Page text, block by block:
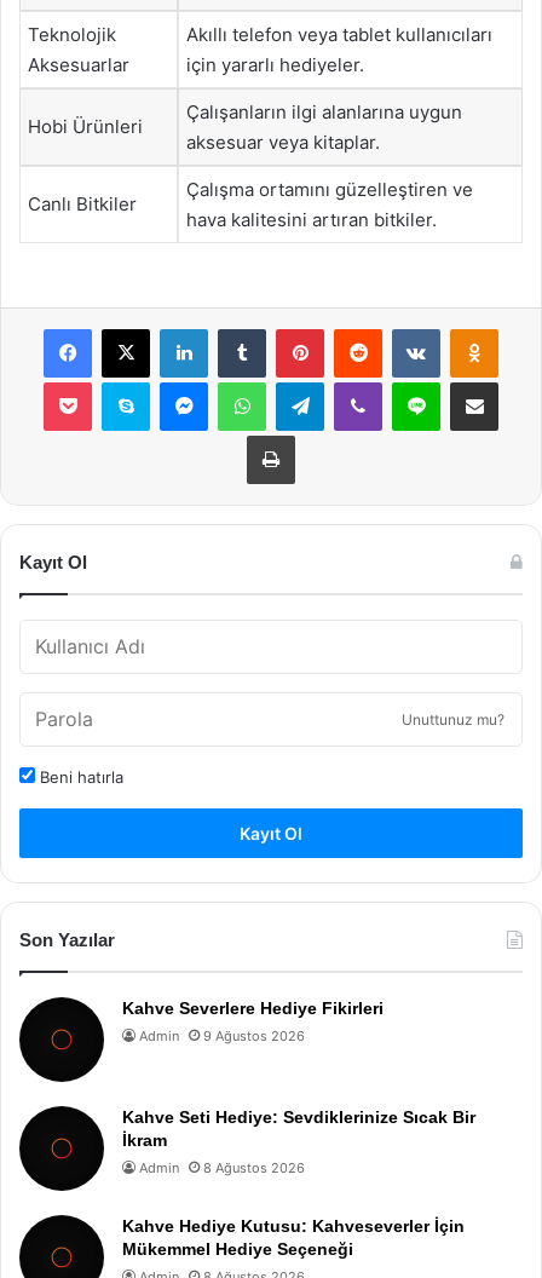
Teknolojik
Aksesuarlar
Akıllı telefon veya tablet kullanıcıları
için yararlı hediyeler.
Hobi Ürünleri
Çalışanların ilgi alanlarına uygun
aksesuar veya kitaplar.
Canlı Bitkiler
Çalışma ortamını güzelleştiren ve
hava kalitesini artıran bitkiler.
Facebook
X LinkedInTumblr PinterestReddit VKontakte
Pocket Skype MessengerWhatsAppTelegramViber Line E-Posta ile
Yazdır
Kayıt Ol
Unuttunuz mu?
Beni hatırla
Kayıt Ol
Son Yazılar
Kahve Severlere Hediye Fikirleri
Admin 9 Ağustos 2026
Kahve Seti Hediye: Sevdiklerinize Sıcak Bir
İkram
Admin 8 Ağustos 2026
Kahve Hediye Kutusu: Kahveseverler İçin
Mükemmel Hediye Seçeneği